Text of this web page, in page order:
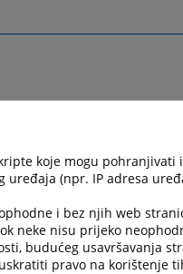
koje mogu
uređaja (npr. IP adresa
i bez njih web
neke nisu prijeko
budućeg usavršavanja
pravo na korištenje